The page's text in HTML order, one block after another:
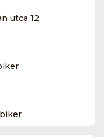
utca 12.